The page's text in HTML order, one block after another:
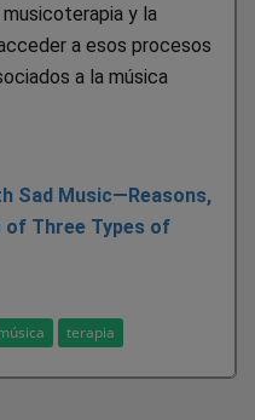
y la
a esos procesos
a la música
Sad Music—Reasons,
of Three Types of
terapia